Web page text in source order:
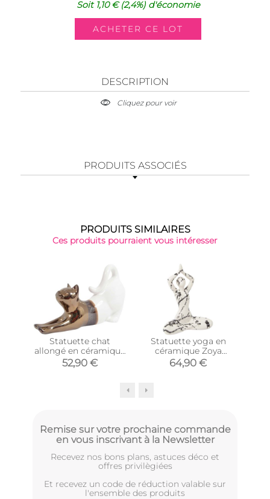
Soit 1,10 €(2,4%)d'économie
DESCRIPTION
Cliquez pour voir
PRODUITS ASSOCIÉS
PRODUITS SIMILAIRES
Ces produits pourraient vous intéresser
Statuette chat
allongé en céramique
Zoya (Blanc et or)
52,90 €
Statuette yoga en
céramique Zoya
splash
64,90 €
Remise sur votre prochaine commande
en vous inscrivant à la Newsletter
Recevez nos bons plans, astuces déco et
offres privilègiées
Et recevez un code de réduction valable sur
l'ensemble des produits